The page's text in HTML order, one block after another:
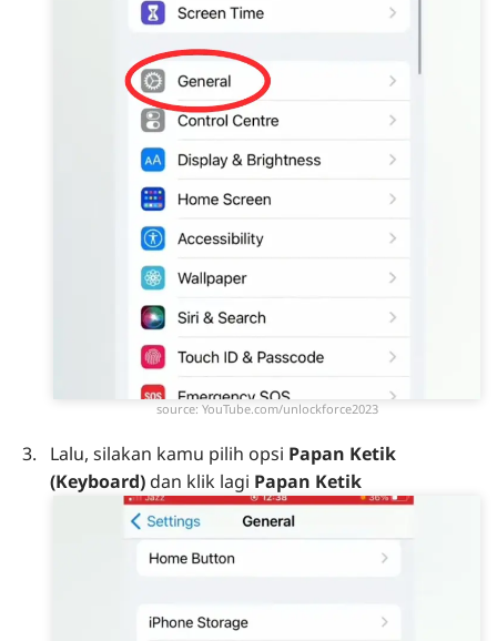
source: YouTube.com/unlockforce2023
Lalu, silakan kamu pilih opsi Papan Ketik
(Keyboard) dan klik lagi Papan Ketik